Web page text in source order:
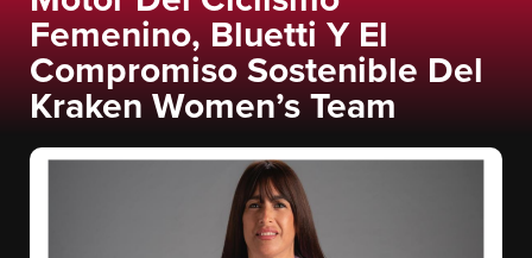
Femenino, Bluetti Y El
Compromiso Sostenible Del
Kraken Women’s Team